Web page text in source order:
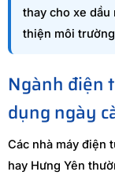
thay cho xe dầu
thiện môi
Ngành điện
dụng ngày
Các nhà máy điện
hay Hưng Yên